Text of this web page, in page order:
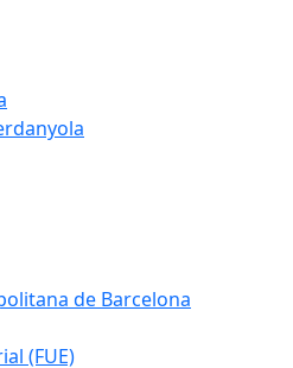
de Barcelona
(FUE)